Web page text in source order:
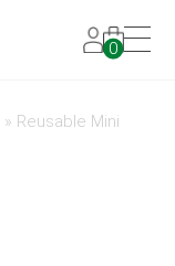
0
» Reusable Mini